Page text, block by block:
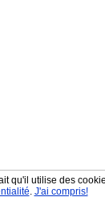
qu'il utilise des
. J'ai compris!